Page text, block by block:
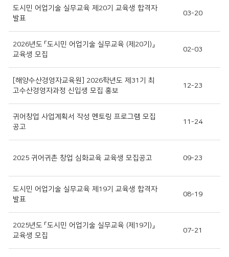
도시민 어업기술 실무교육 제20기 교육생 합격자
발표
03-20
2026년도 「도시민 어업기술 실무교육 (제20기)」
교육생 모집
02-03
[해양수산경영자교육원] 2026학년도 제31기 최
고수산경영자과정 신입생 모집 홍보
12-23
귀어창업 사업계획서 작성 멘토링 프로그램 모집
공고
11-24
2025 귀어귀촌 창업 심화교육 교육생 모집공고 09-23
도시민 어업기술 실무교육 제19기 교육생 합격자
발표
08-19
2025년도 「도시민 어업기술 실무교육 (제19기)」
교육생 모집
07-21